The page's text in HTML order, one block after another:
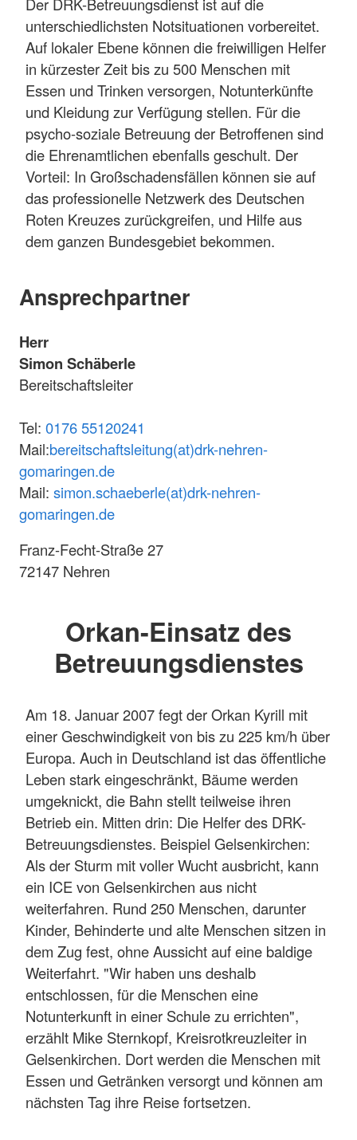
unterschiedlichsten Notsituationen vorbereitet.
Auf lokaler Ebene können die freiwilligen Helfer
in kürzester Zeit bis zu 500 Menschen mit
Essen und Trinken versorgen, Notunterkünfte
und Kleidung zur Verfügung stellen. Für die
psycho-soziale Betreuung der Betroffenen sind
die Ehrenamtlichen ebenfalls geschult. Der
Vorteil: In Großschadensfällen können sie auf
das professionelle Netzwerk des Deutschen
Roten Kreuzes zurückgreifen, und Hilfe aus
dem ganzen Bundesgebiet bekommen.
Ansprechpartner
Herr
Simon Schäberle
Bereitschaftsleiter
Tel: 0176 55120241
Mail:bereitschaftsleitung(at)drk-nehren-
gomaringen.de
Mail: simon.schaeberle(at)drk-nehren-
gomaringen.de
Franz-Fecht-Straße 27
72147 Nehren
Orkan-Einsatz des
Betreuungsdienstes
Am 18. Januar 2007 fegt der Orkan Kyrill mit
einer Geschwindigkeit von bis zu 225 km/h über
Europa. Auch in Deutschland ist das öffentliche
Leben stark eingeschränkt, Bäume werden
umgeknickt, die Bahn stellt teilweise ihren
Betrieb ein. Mitten drin: Die Helfer des DRK-
Betreuungsdienstes. Beispiel Gelsenkirchen:
Als der Sturm mit voller Wucht ausbricht, kann
ein ICE von Gelsenkirchen aus nicht
weiterfahren. Rund 250 Menschen, darunter
Kinder, Behinderte und alte Menschen sitzen in
dem Zug fest, ohne Aussicht auf eine baldige
Weiterfahrt. "Wir haben uns deshalb
entschlossen, für die Menschen eine
Notunterkunft in einer Schule zu errichten",
erzählt Mike Sternkopf, Kreisrotkreuzleiter in
Gelsenkirchen. Dort werden die Menschen mit
Essen und Getränken versorgt und können am
nächsten Tag ihre Reise fortsetzen.